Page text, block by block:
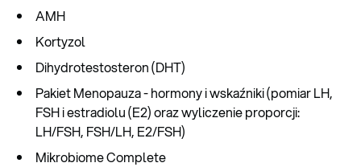
AMH
Kortyzol
Dihydrotestosteron (DHT)
Pakiet Menopauza - hormony i wskaźniki (pomiar LH,
FSH i estradiolu (E2) oraz wyliczenie proporcji:
LH/FSH, FSH/LH, E2/FSH)
Mikrobiome Complete